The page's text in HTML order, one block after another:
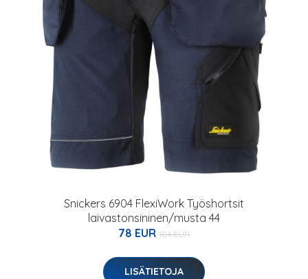
Snickers 6904 FlexiWork Työshortsit
laivastonsininen/musta 44
78 EUR 104 EUR
LISÄTIETOJA